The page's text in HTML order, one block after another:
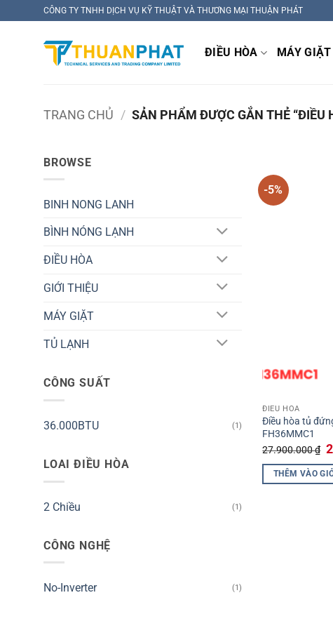
qua
CÔNG TY TNHH DỊCH VỤ KỸ THUẬT VÀ THƯƠNG MẠI THUẬN PHÁT
ĐIỀU HÒA MÁY GIẶT
TRANG CHỦ / SẢN PHẨM ĐƯỢC GẮN THẺ “ĐIỀU
BROWSE
BINH NONG LANH
BÌNH NÓNG LẠNH
ĐIỀU HÒA
GIỚI THIỆU
MÁY GIẶT
TỦ LẠNH
CÔNG SUẤT
36.000BTU (1)
LOAI ĐIỀU HÒA
2 Chiều (1)
CÔNG NGHỆ
No-Inverter (1)
-5%
ĐIỀU HÒA
Điều hòa tủ
FH36MMC1
27.900.000₫
THÊM VÀO